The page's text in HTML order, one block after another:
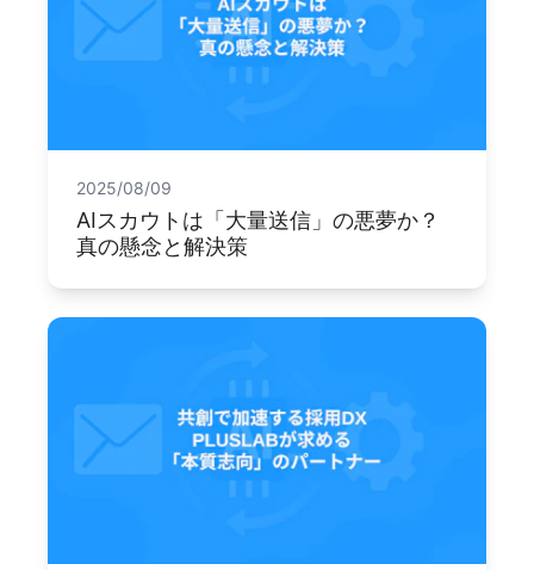
2025/08/09
AIスカウトは「大量送信」の悪夢か？
真の懸念と解決策